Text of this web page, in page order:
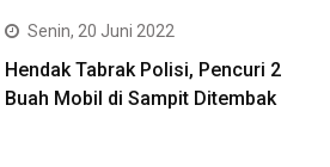
Senin, 20 Juni 2022
Hendak Tabrak Polisi, Pencuri 2
Buah Mobil di Sampit Ditembak